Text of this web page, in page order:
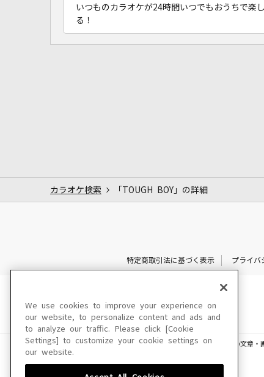
いつものカラオケが24時間いつでもおうちで楽
る！
カラオケ検索 「TOUGH BOY」の詳細
特定商取引法に基づく表示
プライバ
このサイトに掲載されている一切の文章
We use cookies to improve your experience on
our website, to personalize content and ads and
to analyze our traffic. Please click [Cookie
Settings] to customize your cookie settings on
our website.